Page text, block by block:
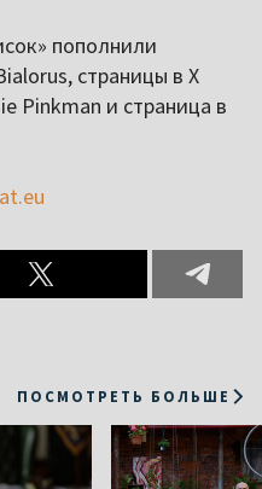
пополнили
страницы в Х
Pinkman и страница в
ПОСМОТРЕТЬ БОЛЬШЕ